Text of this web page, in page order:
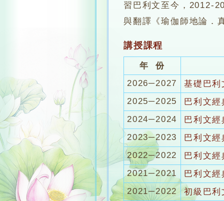
習巴利文至今，2012-
與翻譯《瑜伽師地論．
講授課程
年 份
2026─2027
基礎巴
2025─2025
巴利文經
2024─2024
巴利文經
2023─2023
巴利文經
2022─2022
巴利文經
2021─2021
巴利文經
2021─2022
初級巴